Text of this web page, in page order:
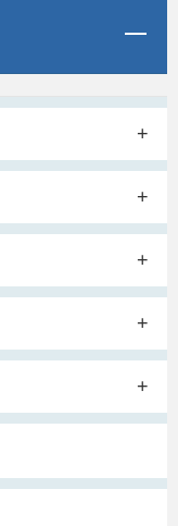
+
+
+
+
+